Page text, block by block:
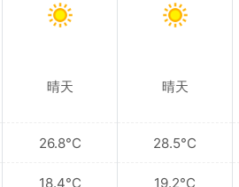
晴天
26.8°C
18.4°C
晴天
28.5°C
19.2°C